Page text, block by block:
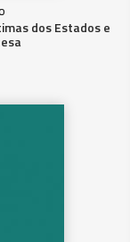
dos Estados e